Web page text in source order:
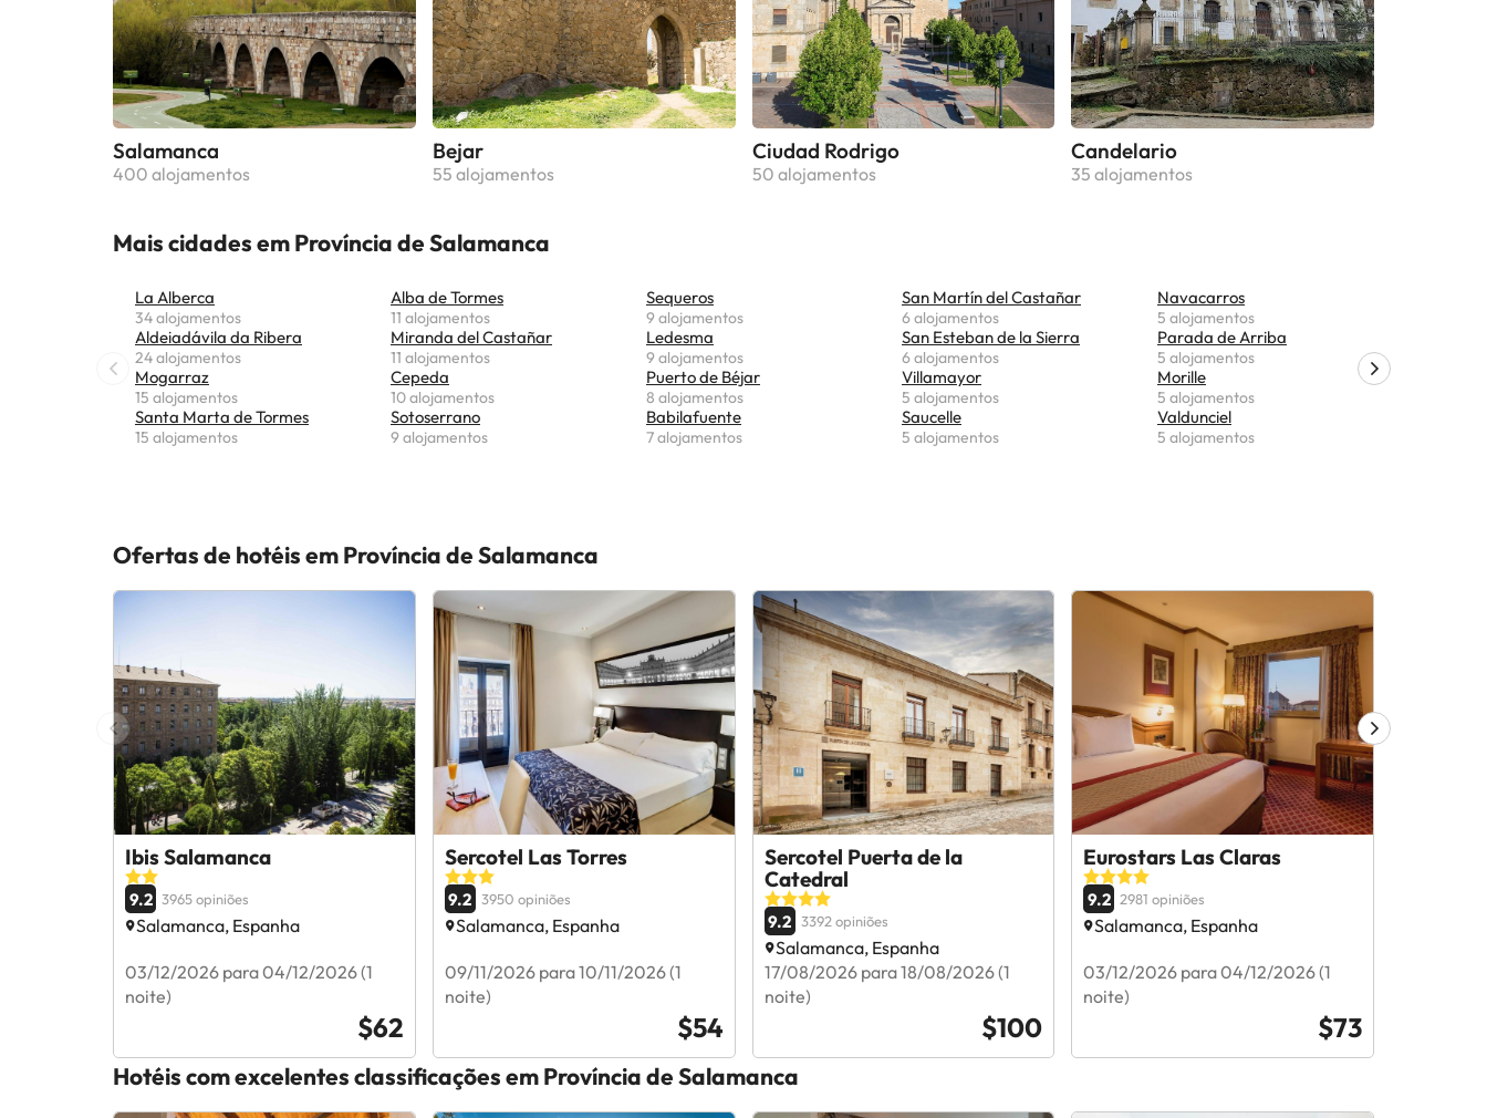
Salamanca
400 alojamentos
Bejar
55 alojamentos
Ciudad Rodrigo
50 alojamentos
Candelario
35 alojamentos
Mais cidades em Província de Salamanca
La Alberca
34 alojamentos
Aldeiadávila da Ribera
24 alojamentos
Mogarraz
15 alojamentos
Santa Marta de Tormes
15 alojamentos
Alba de Tormes
11 alojamentos
Miranda del Castañar
11 alojamentos
Cepeda
10 alojamentos
Sotoserrano
9 alojamentos
Sequeros
9 alojamentos
Ledesma
9 alojamentos
Puerto de Béjar
8 alojamentos
Babilafuente
7 alojamentos
San Martín del Castañar
6 alojamentos
San Esteban de la Sierra
6 alojamentos
Villamayor
5 alojamentos
Saucelle
5 alojamentos
Navacarros
5 alojamentos
Parada de Arriba
5 alojamentos
Morille
5 alojamentos
Valdunciel
5 alojamentos
Ofertas de hotéis em Província de Salamanca
Ibis Salamanca
9.2 3965 opiniões
Salamanca, Espanha
03/12/2026 para 04/12/2026 (1
noite)
$62
Sercotel Las Torres
9.2 3950 opiniões
Salamanca, Espanha
09/11/2026 para 10/11/2026 (1
noite)
$54
Sercotel Puerta de la
Catedral
9.2 3392 opiniões
Salamanca, Espanha
17/08/2026 para 18/08/2026 (1
noite)
$100
Eurostars Las Claras
9.2 2981 opiniões
Salamanca, Espanha
03/12/2026 para 04/12/2026 (1
noite)
$73
Hotéis com excelentes classificações em Província de Salamanca